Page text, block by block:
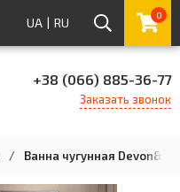
UA | RU 0
+38 (066) 885-36-77
Заказать звонок
/ Ванна чугунная